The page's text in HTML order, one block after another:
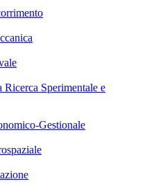
Ricerca Sperimentale e
Gestionale